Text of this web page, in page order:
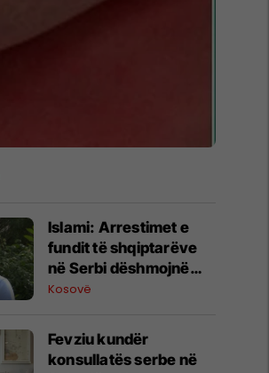
Islami: Arrestimet e
fundit të shqiptarëve
në Serbi dëshmojnë
vazhdimësinë e
Millosheviqit
Kosovë
Fevziu kundër
konsullatës serbe në